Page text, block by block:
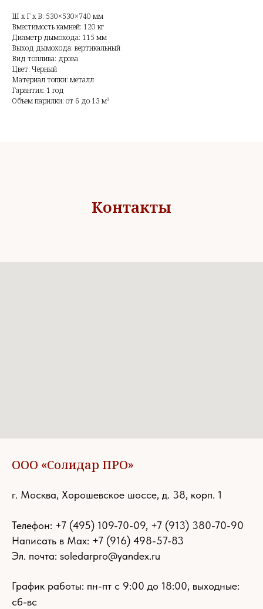
Ш x Г x В: 530×530×740 мм
Вместимость камней: 120 кг
Диаметр дымохода: 115 мм
Выход дымохода: вертикальный
Вид топлива: дрова
Цвет: Черный
Материал топки: металл
Гарантия: 1 год
Объем парилки: от 6 до 13 м³
Контакты
ООО «Солидар ПРО»
г. Москва, Хорошевское шоссе, д. 38, корп. 1
Телефон: +7 (495) 109-70-09, +7 (913) 380-70-90
Написать в Max: +7 (916) 498-57-83
Эл. почта: soledarpro@yandex.ru
График работы: пн-пт с 9:00 до 18:00, выходные:
сб-вс